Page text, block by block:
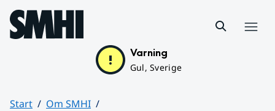
Hoppa till sidans innehåll
Varning
Gul, Sverige
Start
Om SMHI